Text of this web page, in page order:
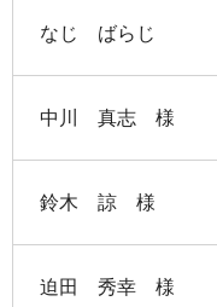
なじ ばらじ
中川 真志 様
鈴木 諒 様
迫田 秀幸 様